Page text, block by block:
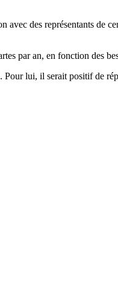
des représentants de
par an, en fonction des
lui, il serait positif de